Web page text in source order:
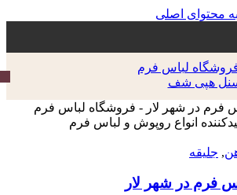
محتوای اصلی
, جلیقه
فرم در شهر لار